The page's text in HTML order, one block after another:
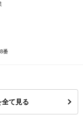
番
全て見る